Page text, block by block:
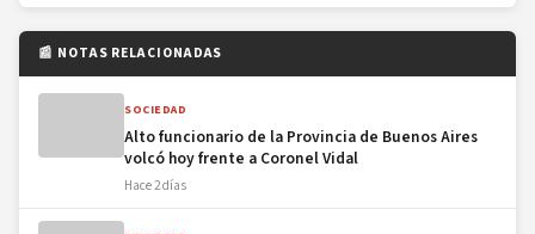
📰 NOTAS RELACIONADAS
SOCIEDAD
Alto funcionario de la Provincia de Buenos Aires
volcó hoy frente a Coronel Vidal
Hace 2 días